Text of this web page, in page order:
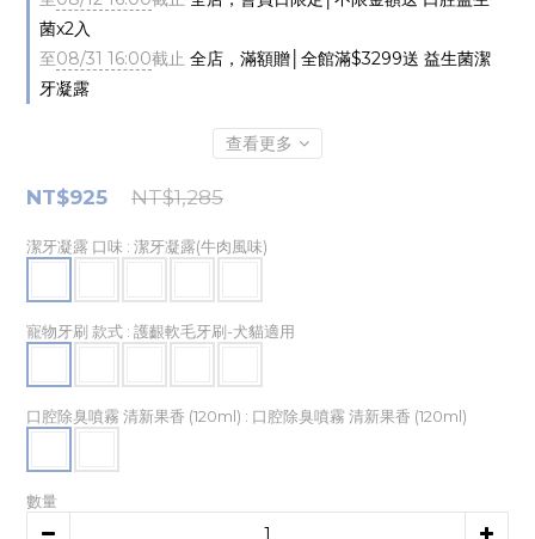
菌x2入
至08/31 16:00截止 全店，滿額贈│全館滿$3299送 益生菌潔
牙凝露
查看更多
NT$1,285
NT$925
潔牙凝露 口味 : 潔牙凝露(牛肉風味)
寵物牙刷 款式 : 護齦軟毛牙刷-犬貓適用
口腔除臭噴霧 清新果香 (120ml) : 口腔除臭噴霧 清新果香 (120ml)
數量